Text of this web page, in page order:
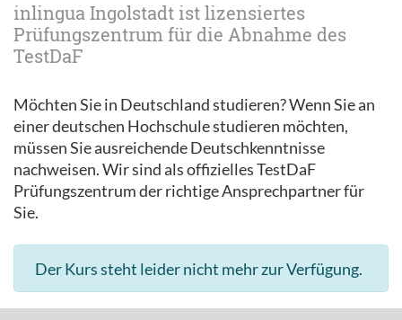
inlingua Ingolstadt ist lizensiertes
Prüfungszentrum für die Abnahme des
TestDaF
Möchten Sie in Deutschland studieren? Wenn Sie an
einer deutschen Hochschule studieren möchten,
müssen Sie ausreichende Deutschkenntnisse
nachweisen. Wir sind als offizielles TestDaF
Prüfungszentrum der richtige Ansprechpartner für
Sie.
Der Kurs steht leider nicht mehr zur Verfügung.